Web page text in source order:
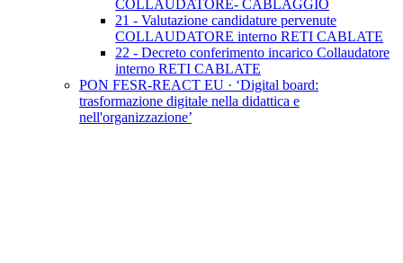
COLLAUDATORE- CABLAGGIO
21 - Valutazione candidature pervenute
COLLAUDATORE interno RETI CABLATE
22 - Decreto conferimento incarico Collaudatore
interno RETI CABLATE
PON FESR-REACT EU · ‘Digital board:
trasformazione digitale nella didattica e
nell'organizzazione’